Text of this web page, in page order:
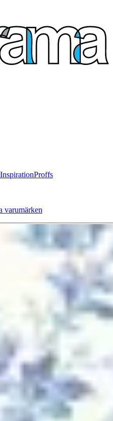
InspirationProffs
varumärken